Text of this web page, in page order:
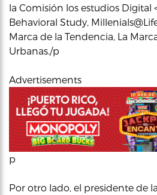
la Comisión los estudios Digital
Behavioral Study,
Marca de la Tendencia, La
Urbanas./p
Advertisements
p
Por otro lado, el presidente de